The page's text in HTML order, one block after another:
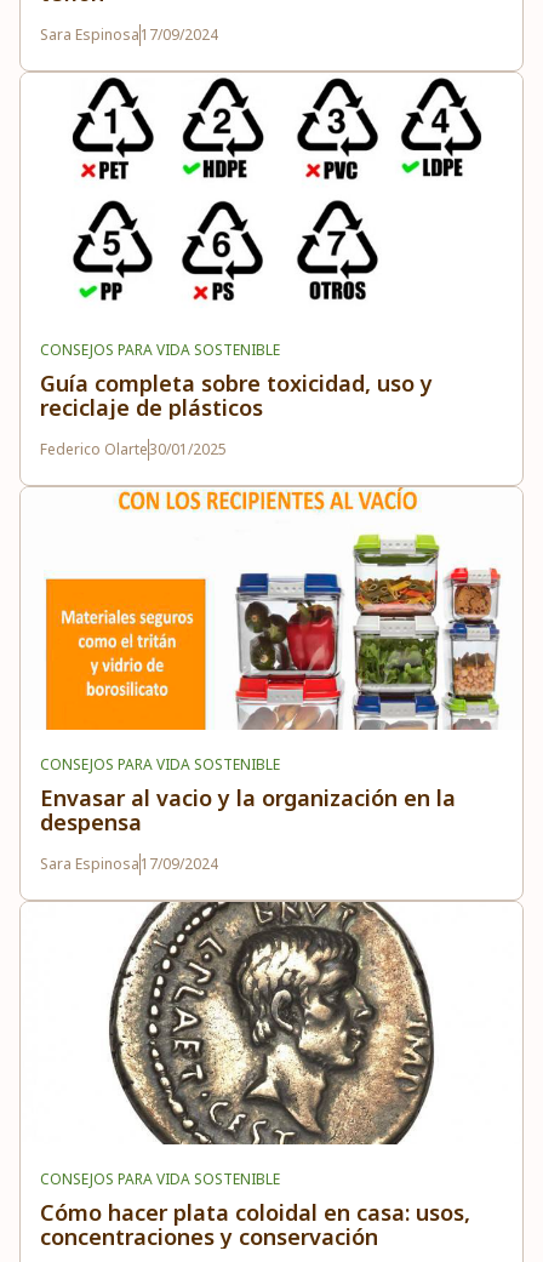
Sara Espinosa17/09/2024
CONSEJOS PARA VIDA SOSTENIBLE
Guía completa sobre toxicidad, uso y
reciclaje de plásticos
Federico Olarte30/01/2025
CONSEJOS PARA VIDA SOSTENIBLE
Envasar al vacio y la organización en la
despensa
Sara Espinosa17/09/2024
CONSEJOS PARA VIDA SOSTENIBLE
Cómo hacer plata coloidal en casa: usos,
concentraciones y conservación